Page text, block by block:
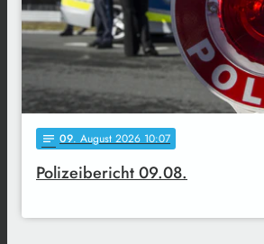
notes 09. August 2026 10:07
Polizeibericht 09.08.